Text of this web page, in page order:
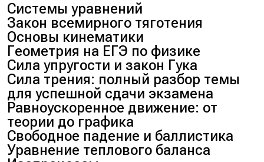
Системы уравнений
Закон всемирного тяготения
Основы кинематики
Геометрия на ЕГЭ по физике
Сила упругости и закон Гука
Сила трения: полный разбор темы
для успешной сдачи экзамена
Равноускоренное движение: от
теории до графика
Свободное падение и баллистика
Уравнение теплового баланса